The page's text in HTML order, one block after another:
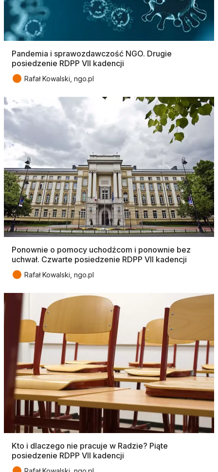
Pandemia i sprawozdawczość NGO. Drugie
posiedzenie RDPP VII kadencji
● Rafał Kowalski, ngo.pl
Ponownie o pomocy uchodźcom i ponownie bez
uchwał. Czwarte posiedzenie RDPP VII kadencji
● Rafał Kowalski, ngo.pl
Kto i dlaczego nie pracuje w Radzie? Piąte
posiedzenie RDPP VII kadencji